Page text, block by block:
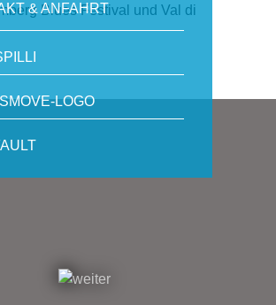
Blues Festival und Val di
& ANFAHRT